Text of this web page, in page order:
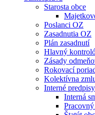
Starosta obce
Poslanci OZ
Zasadnutia OZ
Plán zasadnutí
Hlavný
Zásady
Rokovací
Kolektívna
Interné predpisy
Interná